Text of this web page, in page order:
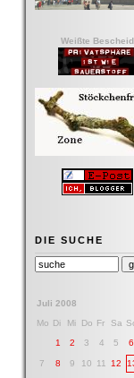
Weißte Bescheid
DIE SUCHE
Juli 2008
Mo Di Mi Do Fr Sa
1
2 3 4 5
7 8 9 10 11 12